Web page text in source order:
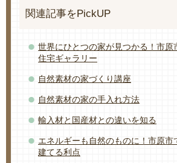
関連記事をPickUP
世界にひとつの家が見つかる！市原
住宅ギャラリー
自然素材の家づくり講座
自然素材の家の手入れ方法
輸入材と国産材との違いを知る
エネルギーも自然のものに！市原市
建てる利点